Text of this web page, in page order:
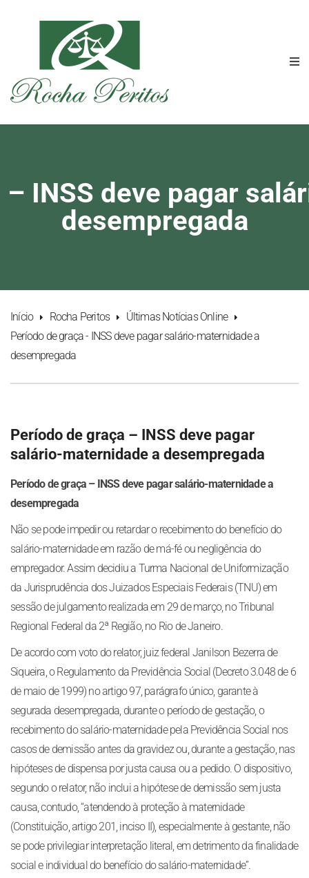
INSS deve pagar
desempregada
Início Rocha Peritos
Últimas Notícias Online
Período de graça - INSS deve pagar salário-maternidade a
desempregada
Período de graça – INSS deve pagar
salário-maternidade a desempregada
Período de graça – INSS deve pagar salário-maternidade a
desempregada
Não se pode impedir ou retardar o recebimento do benefício do
salário-maternidade em razão de má-fé ou negligência do
empregador. Assim decidiu a Turma Nacional de Uniformização
da Jurisprudência dos Juizados Especiais Federais (TNU) em
sessão de julgamento realizada em 29 de março, no Tribunal
Regional Federal da 2ª Região, no Rio de Janeiro.
De acordo com voto do relator, juiz federal Janilson Bezerra de
Siqueira, o Regulamento da Previdência Social (Decreto 3.048 de 6
de maio de 1999) no artigo 97, parágrafo único, garante à
segurada desempregada, durante o período de gestação, o
recebimento do salário-maternidade pela Previdência Social nos
casos de demissão antes da gravidez ou, durante a gestação, nas
hipóteses de dispensa por justa causa ou a pedido. O dispositivo,
segundo o relator, não inclui a hipótese de demissão sem justa
causa, contudo, “atendendo à proteção à maternidade
(Constituição, artigo 201, inciso II), especialmente à gestante, não
se pode privilegiar interpretação literal, em detrimento da finalidade
social e individual do benefício do salário-maternidade”.